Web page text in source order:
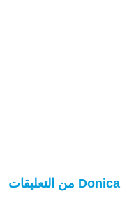
Donica من التعليقات